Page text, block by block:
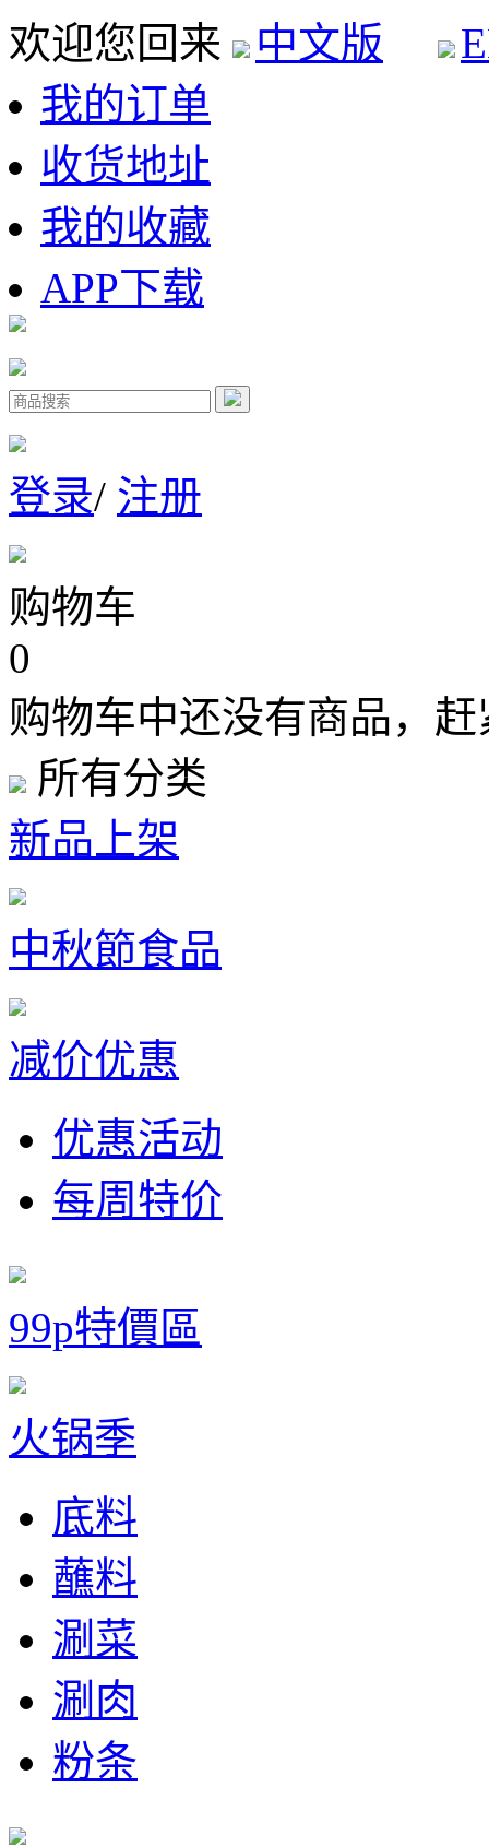
欢迎您回来 中文版
我的订单
收货地址
我的收藏
APP下载
登录/ 注册
购物车
0
购物车中还没有商品，
所有分类
新品上架
中秋節食品
减价优惠
优惠活动
每周特价
99p特價區
火锅季
底料
蘸料
涮菜
涮肉
粉条